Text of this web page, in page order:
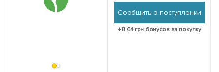
Сообщить о поступлении
+8.64грн бонусов за покупку